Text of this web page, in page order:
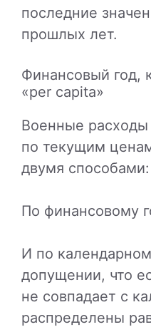
последние
прошлых лет.
Финансовый год,
«per capita»
Военные
по текущим
двумя способами:
По финансовому
И по
допущении, что
не совпадает с
распределены